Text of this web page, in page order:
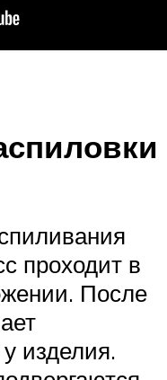
проходит в
После
изделия.